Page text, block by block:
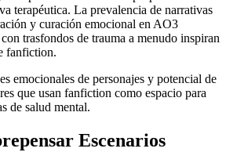
terapéutica. La prevalencia de narrativas
y curación emocional en AO3
trasfondos de trauma a menudo inspiran
fanfiction.
emocionales de personajes y potencial de
que usan fanfiction como espacio para
de salud mental.
Escenarios